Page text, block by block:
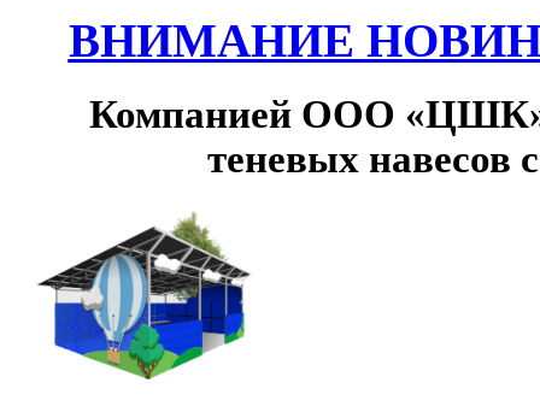
ВНИМАНИЕ
Компанией ООО «ЦШК»
теневых навесов